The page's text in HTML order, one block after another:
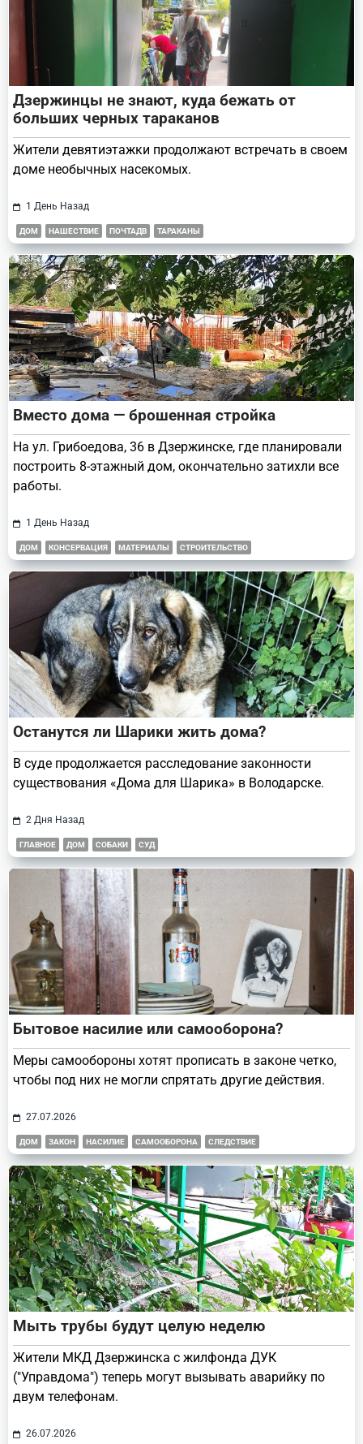
Дзержинцы не знают, куда бежать от
больших черных тараканов
Жители девятиэтажки продолжают встречать в своем
доме необычных насекомых.
1 День Назад
ДОМ НАШЕСТВИЕ ПОЧТАДВ ТАРАКАНЫ
Вместо дома — брошенная стройка
На ул. Грибоедова, 36 в Дзержинске, где планировали
построить 8-этажный дом, окончательно затихли все
работы.
1 День Назад
ДОМ КОНСЕРВАЦИЯ МАТЕРИАЛЫ СТРОИТЕЛЬСТВО
Останутся ли Шарики жить дома?
В суде продолжается расследование законности
существования «Дома для Шарика» в Володарске.
2 Дня Назад
ГЛАВНОЕ ДОМ СОБАКИ СУД
Бытовое насилие или самооборона?
Меры самообороны хотят прописать в законе четко,
чтобы под них не могли спрятать другие действия.
27.07.2026
ДОМ ЗАКОН НАСИЛИЕ САМООБОРОНА СЛЕДСТВИЕ
Мыть трубы будут целую неделю
Жители МКД Дзержинска с жилфонда ДУК
("Управдома") теперь могут вызывать аварийку по
двум телефонам.
26.07.2026